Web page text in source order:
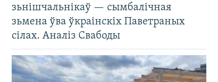
зьнішчальнікаў — сымбалічная
зьмена ўва ўкраінскіх Паветраных
сілах. Аналіз Свабоды